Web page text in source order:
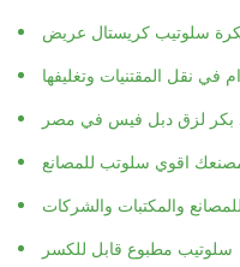
سلوتيب كريستال عريض
نقل المقتنيات وتغليفها
بكر لزق دبل فيس في مصر
اقوي سلوتب للمصانع
والمكتبات والشركات
سلوتيب مطبوع قابل للكسر